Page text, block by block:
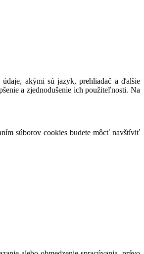
akými sú jazyk, prehliadač a ďalšie
a zjednodušenie ich použiteľnosti. Na
súborov cookies budete môcť navštíviť